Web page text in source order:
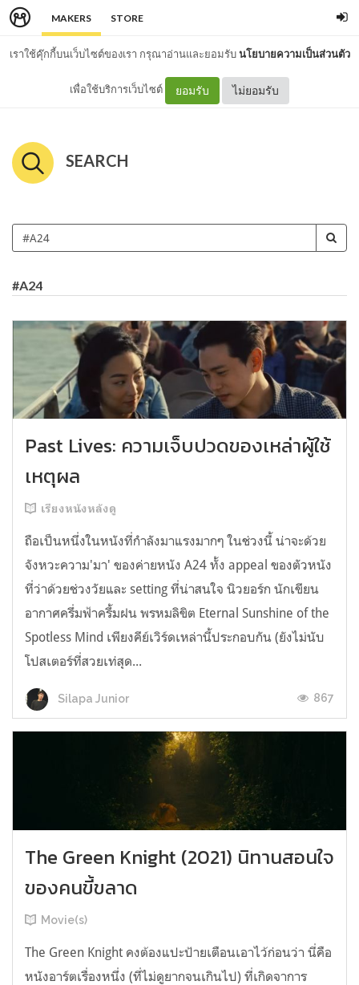
MAKERS STORE
เราใช้คุ๊กกี้บนเว็บไซต์ของเรา กรุณาอ่านและยอมรับนโยบายความเป็นส่วนตัว
เพื่อใช้บริการเว็บไซต์ ยอมรับ ไม่ยอมรับ
SEARCH
#A24
Past Lives: ความเจ็บปวดของเหล่าผู้ใช้
เหตุผล
เรียงหนังหลังดู
ถือเป็นหนึ่งในหนังที่กำลังมาแรงมากๆ ในช่วงนี้ น่าจะด้วย
จังหวะความ'มา' ของค่ายหนัง A24 ทั้ง appeal ของตัวหนัง
ที่ว่าด้วยช่วงวัยและ setting ที่น่าสนใจ นิวยอร์ก นักเขียน
อากาศครึ่มฟ้าครึ้มฝน พรหมลิขิต Eternal Sunshine of the
Spotless Mind เพียงคีย์เวิร์ดเหล่านี้ประกอบกัน (ยังไม่นับ
โปสเตอร์ที่สวยเท่สุด...
Silapa Junior 867
The Green Knight (2021) นิทานสอนใจ
ของคนขี้ขลาด
Movie(s)
The Green Knight คงต้องแปะป้ายเตือนเอาไว้ก่อนว่า นี่คือ
หนังอาร์ตเรื่องหนึ่ง (ที่ไม่ดูยากจนเกินไป) ที่เกิดจาการ